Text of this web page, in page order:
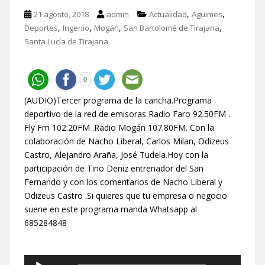
21 agosto, 2018 admin Actualidad, Agüimes,
Deportes, Ingenio, Mogán, San Bartolomé de Tirajana,
Santa Lucía de Tirajana
0
(AUDIO)Tercer programa de la cancha.Programa
deportivo de la red de emisoras Radio Faro 92.50FM .
Fly Fm 102.20FM .Radio Mogán 107.80FM. Con la
colaboración de Nacho Liberal, Carlos Milan, Odizeus
Castro, Alejandro Araña, José Tudela.Hoy con la
participación de Tino Deniz entrenador del San
Fernando y con los comentarios de Nacho Liberal y
Odizeus Castro .Si quieres que tu empresa o negocio
suene en este programa manda Whatsapp al
685284848
Reproductor